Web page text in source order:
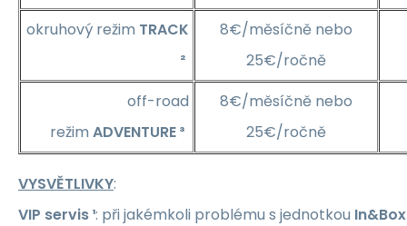
okruhový režim TRACK
²
8€/měsíčně nebo
25€/ročně
off-road
režim ADVENTURE ³
8€/měsíčně nebo
25€/ročně
VYSVĚTLIVKY:
VIP servis ¹: při jakémkoli problému s jednotkou In&Box